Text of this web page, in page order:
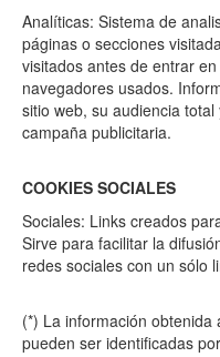
Analíticas: Sistema de
páginas o secciones
visitados antes de entrar
navegadores usados.
sitio web, su audiencia
campaña publicitaria.
COOKIES SOCIALES
Sociales: Links creados
Sirve para facilitar la
redes sociales con un sólo
(*) La información
pueden ser identificadas